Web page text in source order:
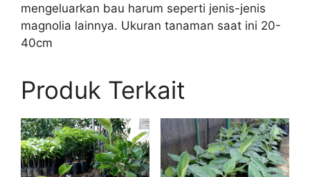
mengeluarkan bau harum seperti jenis-jenis
magnolia lainnya. Ukuran tanaman saat ini 20-
40cm
Produk Terkait